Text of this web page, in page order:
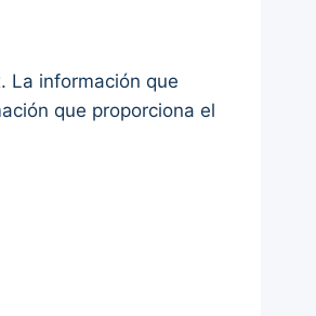
La información que
que proporciona el